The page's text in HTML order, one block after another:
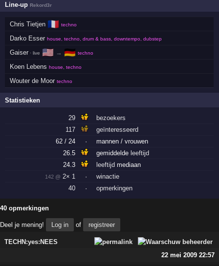
Line-upRekord3r
Chris Tietjen 🇫🇷 techno
Darko Esser house, techno, drum & bass, downtempo, dubstep
Gaiser · live 🇺🇸 → 🇩🇪 techno
Koen Lebens house, techno
Wouter de Moor techno
Statistieken
29
bezoekers
117
geïnteresseerd
62 / 24
·
mannen / vrouwen
26.5
gemiddelde leeftijd
24.3
leeftijd mediaan
142 @ 2× 1 ·
winactie
40
· opmerkingen
40 opmerkingen
Deel je mening! Log in of registreer
TECHN:yes:NEES
22 mei 2009 22:57